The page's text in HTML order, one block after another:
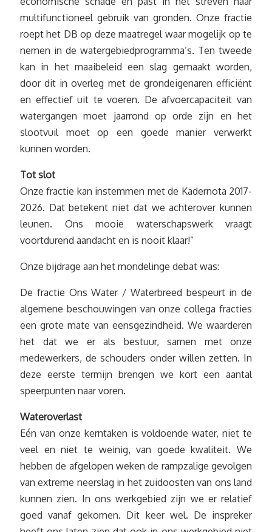
multifunctioneel gebruik van gronden. Onze fractie
roept het DB op deze maatregel waar mogelijk op te
nemen in de watergebiedprogramma’s. Ten tweede
kan in het maaibeleid een slag gemaakt worden,
door dit in overleg met de grondeigenaren efficiënt
en effectief uit te voeren. De afvoercapaciteit van
watergangen moet jaarrond op orde zijn en het
slootvuil moet op een goede manier verwerkt
kunnen worden.
Tot slot
Onze fractie kan instemmen met de Kadernota 2017-
2026. Dat betekent niet dat we achterover kunnen
leunen. Ons mooie waterschapswerk vraagt
voortdurend aandacht en is nooit klaar!”
Onze bijdrage aan het mondelinge debat was:
De fractie Ons Water / Waterbreed bespeurt in de
algemene beschouwingen van onze collega fracties
een grote mate van eensgezindheid. We waarderen
het dat we er als bestuur, samen met onze
medewerkers, de schouders onder willen zetten. In
deze eerste termijn brengen we kort een aantal
speerpunten naar voren.
Wateroverlast
Eén van onze kerntaken is voldoende water, niet te
veel en niet te weinig, van goede kwaliteit. We
hebben de afgelopen weken de rampzalige gevolgen
van extreme neerslag in het zuidoosten van ons land
kunnen zien. In ons werkgebied zijn we er relatief
goed vanaf gekomen. Dit keer wel. De inspreker